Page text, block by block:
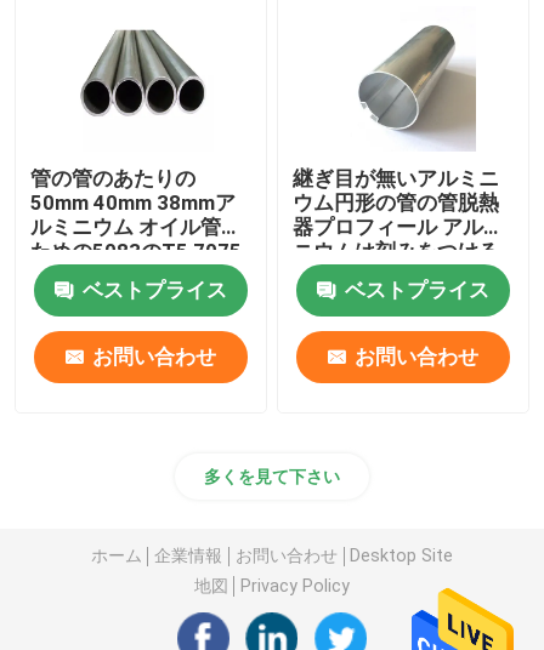
管の管のあたりの
50mm 40mm 38mmア
ルミニウム オイル管の
ための5083のT5 7075
T6フランジ
ベストプライス
お問い合わせ
継ぎ目が無いアルミニ
ウム円形の管の管脱熱
器プロフィール アルミ
ニウムは刻みをつける
25mm 45mm 70mm突
き出たベストプライス
お問い合わせ
多くを見て下さい
ホーム 企業情報 お問い合わせ
Desktop Site
地図
Privacy Policy